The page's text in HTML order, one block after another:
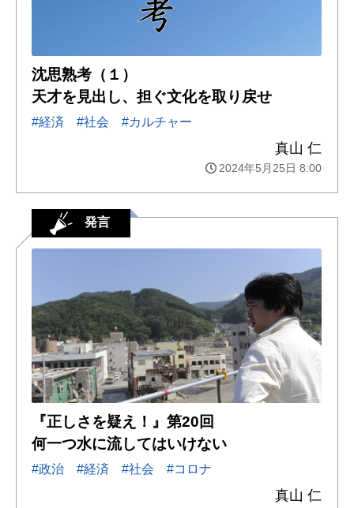
沈思熟考（１）
天才を見出し、担ぐ文化を取り戻せ
#経済 #社会 #カルチャー
真山 仁
2024年5月25日 8:00
発言
『正しさを疑え！』第20回
何一つ水に流してはいけない
#政治 #経済 #社会 #コロナ
真山 仁